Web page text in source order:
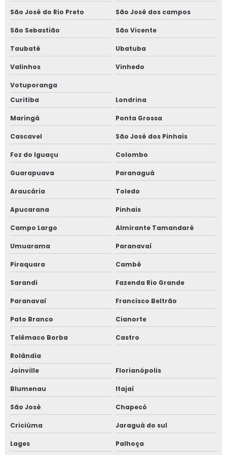
Projetos de combate a incêndio
Projetos de nr 12
Projetos de para raios spda
Projetos de prevenção e combate a incêndio
Projetos de spda
Projetos de spda preço
Projetos elétricos
Projetos elétricos em campo grande
Projetos elétricos industriais
Projetos linha de vida preço
Projetos spda mato grosso do sul
Quanto custa um projeto de combate a incêndio
Reconstituição de prontuário nr 13
Reconstituição de prontuário vasos de pressão
Regulamentação nr 12
Regulamentação nr 12 valor
São José do Rio Preto São José dos campos
São Sebastião São Vicente
Taubaté Ubatuba
Valinhos Vinhedo
Votuporanga
Curitiba
Londrina
Maringá Ponta Grossa
Cascavel São José dos Pinhais
Foz do Iguaçu Colombo
Guarapuava Paranaguá
Araucária Toledo
Apucarana Pinhais
Campo Largo Almirante Tamandaré
Umuarama Paranavaí
Piraquara Cambé
Sarandi Fazenda Rio Grande
Paranavaí Francisco Beltrão
Pato Branco Cianorte
Telêmaco Borba Castro
Rolândia
Joinville
Florianópolis
Blumenau Itajaí
São José Chapecó
Criciúma Jaraguá do sul
Lages Palhoça